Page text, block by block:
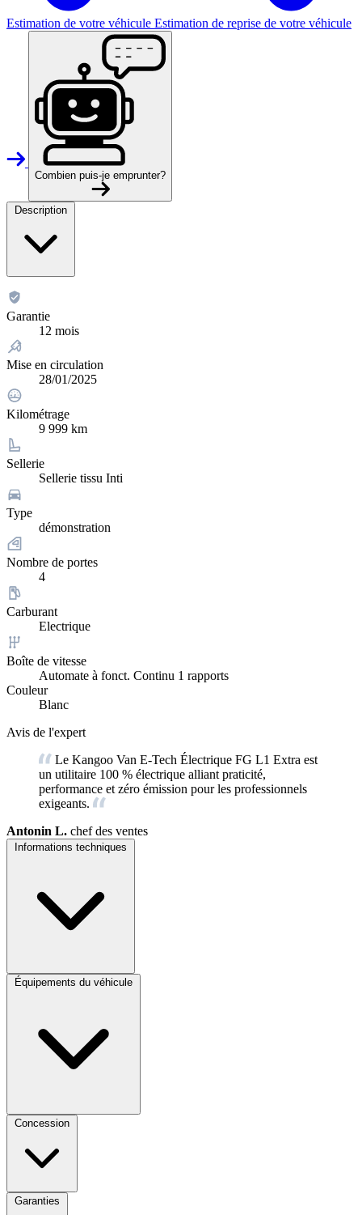
Estimation de votre véhicule Estimation de reprise de votre véhicule
Combien puis-je emprunter?
Description
Garantie
12 mois
Mise en circulation
28/01/2025
Kilométrage
9 999 km
Sellerie
Sellerie tissu Inti
Type
démonstration
Nombre de portes
4
Carburant
Electrique
Boîte de vitesse
Automate à fonct. Continu 1 rapports
Couleur
Blanc
Avis de l'expert
Le Kangoo Van E-Tech Électrique FG L1 Extra est
un utilitaire 100 % électrique alliant praticité,
performance et zéro émission pour les professionnels
exigeants.
Antonin L. chef des ventes
Informations techniques
Équipements du véhicule
Concession
Garanties